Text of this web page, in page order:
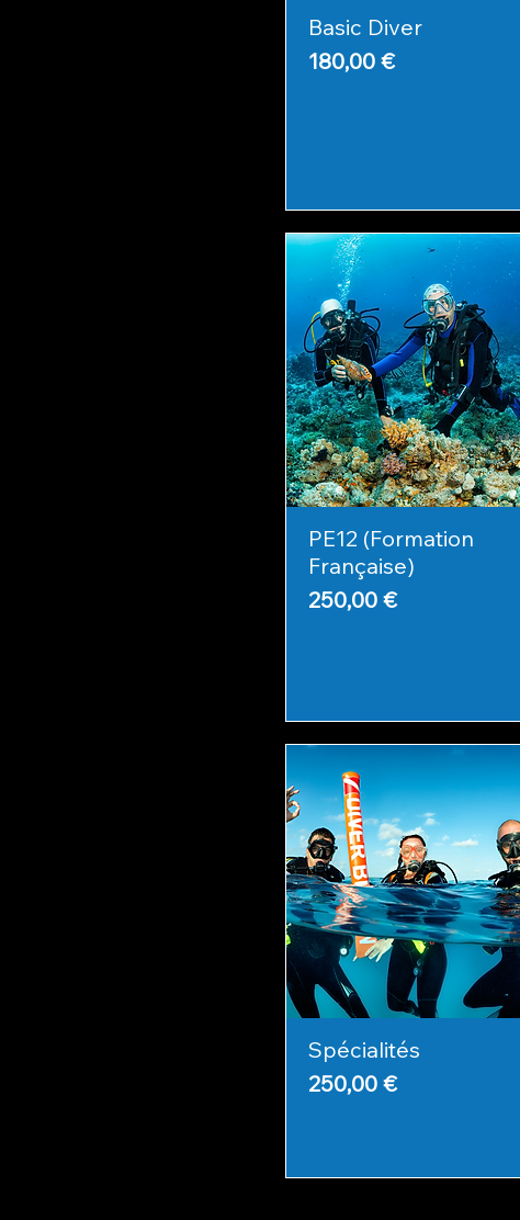
Basic Diver
Prix
180,00 €
PE12 (Formation
Française)
Prix
250,00 €
Spécialités
Prix
250,00 €